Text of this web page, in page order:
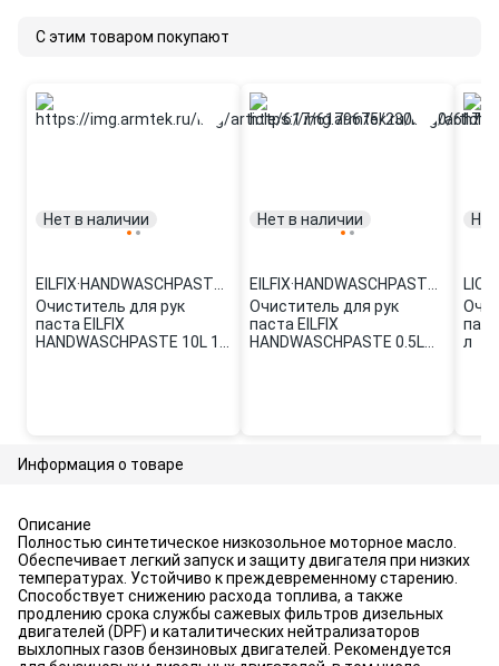
С этим товаром покупают
Нет в наличии
EILFIX·
Очиститель для рук
паста EILFIX
HANDWASCHPASTE 10L 10
Нет в наличии
EILFIX·
Очиститель для рук
паста EILFIX
HANDWASCHPASTE 0.5L
л
Информация о товаре
Описание
Полностью синтетическое низкозольное моторное масло.
Обеспечивает легкий запуск и защиту двигателя при низких
температурах. Устойчиво к преждевременному старению.
Способствует снижению расхода топлива, а также
продлению срока службы сажевых фильтров дизельных
двигателей (DPF) и каталитических нейтрализаторов
выхлопных газов бензиновых двигателей. Рекомендуется